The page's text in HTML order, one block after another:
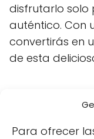
Para ofrecer
disfrutarlo
auténtico. Con
convertirás en
de esta
¿Cuáles
del té